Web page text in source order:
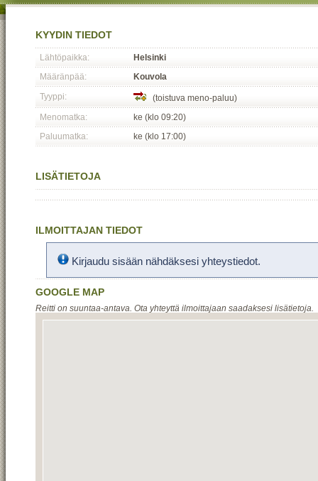
KYYDIN TIEDOT
Lähtöpaikka:
Helsinki
Määränpää:
Kouvola
Tyyppi:
(toistuva meno-paluu)
Menomatka:
ke (klo 09:20)
Paluumatka:
ke (klo 17:00)
LISÄTIETOJA
ILMOITTAJAN TIEDOT
Kirjaudu sisään nähdäksesi yhteystiedot.
GOOGLE MAP
Reitti on suuntaa-antava. Ota yhteyttä ilmoittajaan saadaksesi lisätietoja.